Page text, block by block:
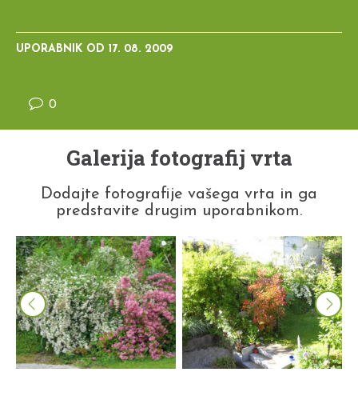
UPORABNIK OD 17. 08. 2009
0
Galerija fotografij vrta
Dodajte fotografije vašega vrta in ga
predstavite drugim uporabnikom.